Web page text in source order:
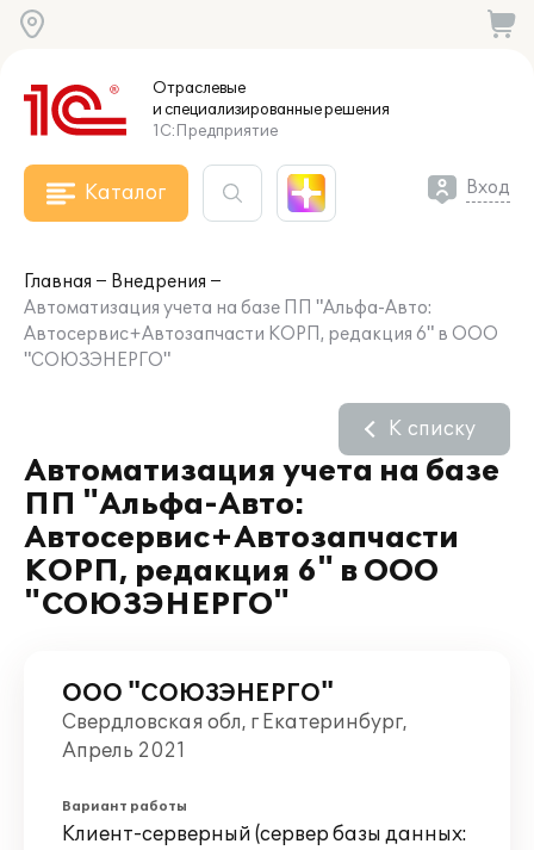
Отраслевые
и специализированныерешения
1С:Предприятие
Каталог Вход
Главная
Внедрения
Автоматизация учета на базе ПП "Альфа-Авто:
Автосервис+Автозапчасти КОРП, редакция 6" в ООО
"СОЮЗЭНЕРГО"
Автоматизация учета на базе
ПП "Альфа-Авто:
Автосервис+Автозапчасти
КОРП, редакция 6" в ООО
"СОЮЗЭНЕРГО"
К списку
ООО "СОЮЗЭНЕРГО"
Свердловская обл, г Екатеринбург,
Апрель 2021
Вариант работы
Клиент-серверный (сервер базы данных: